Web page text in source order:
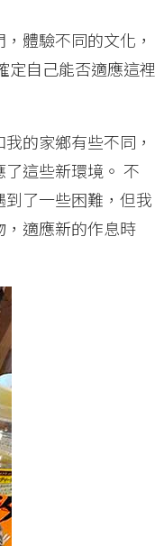
體驗不同的文化，
定自己能否適應這裡
的家鄉有些不同，
這些新環境。 不
了一些困難，但我
適應新的作息時